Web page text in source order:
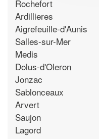
Rochefort
Ardillieres
Aigrefeuille-d'Aunis
Salles-sur-Mer
Medis
Dolus-d'Oleron
Jonzac
Sablonceaux
Arvert
Saujon
Lagord